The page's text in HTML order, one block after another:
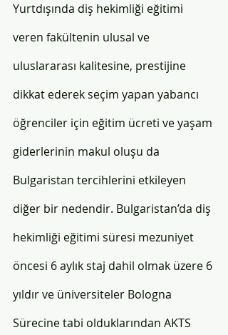
Yurtdışında diş hekimliği eğitimi
veren fakültenin ulusal ve
uluslararası kalitesine, prestijine
dikkat ederek seçim yapan yabancı
öğrenciler için eğitim ücreti ve yaşam
giderlerinin makul oluşu da
Bulgaristan tercihlerini etkileyen
diğer bir nedendir. Bulgaristan’da diş
hekimliği eğitimi süresi mezuniyet
öncesi 6 aylık staj dahil olmak üzere 6
yıldır ve üniversiteler Bologna
Sürecine tabi olduklarından AKTS